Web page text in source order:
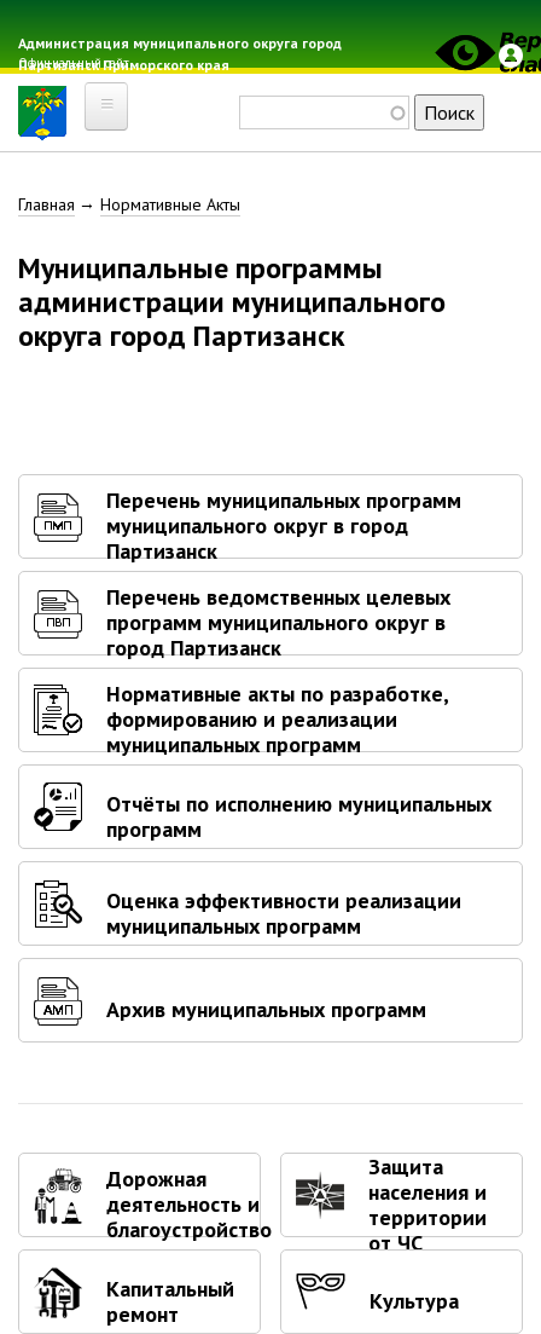
основному
содержанию
Администрация муниципального округа город
Партизанск Приморского края
Официальный сайт
Главная
Электронная почта
Гражданская оборона
Расписание автобусов
Расписание электричек
Геральдика
Решение Думы «О гербе
Партизанского городского
округа»
Историческая справка
Почётные жители
Фотогалерея
Старые фотографии нашего
города
Старые фотографии нашего
города (продолжение)
Старые фотографии города
Сучанские каменноугольные копи
Книга «Партизанску 125 лет. Город в
Книга «О геологах – с пристрастием»
Первый заместитель
Заместители главы администрации
График приёма граждан
август 2026 г.
Строка
навигации
Главная Нормативные Акты
Муниципальные программы
администрации муниципального
округа город Партизанск
Перечень муниципальных программ
муниципального округ в город
Партизанск
Перечень ведомственных целевых
программ муниципального округ в
город Партизанск
Нормативные акты по разработке,
формированию и реализации
муниципальных программ
Отчёты по исполнению муниципальных
программ
Оценка эффективности реализации
муниципальных программ
Архив муниципальных программ
Дорожная
деятельность и
благоустройство
Защита
населения и
территории
от ЧС
Капитальный
ремонт
Культура